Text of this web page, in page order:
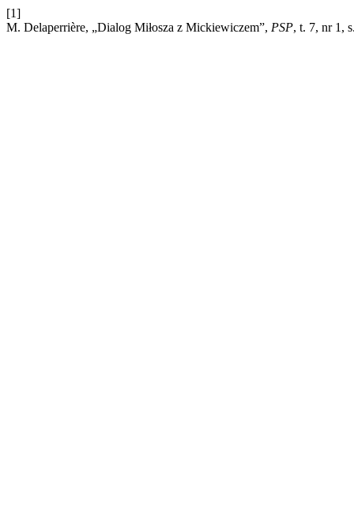
[1]
M. Delaperrière, „Dialog Miłosza z Mickiewiczem”, PSP, t. 7, nr 1,